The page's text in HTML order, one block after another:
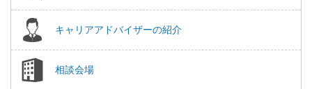
キャリアアドバイザーの紹介
相談会場